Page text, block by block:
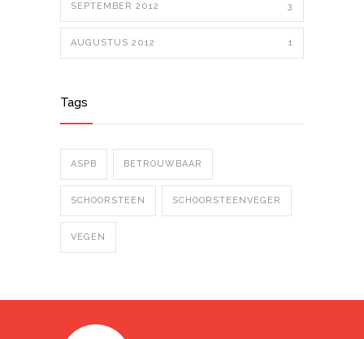
SEPTEMBER 2012 3
AUGUSTUS 2012 1
Tags
ASPB BETROUWBAAR
SCHOORSTEEN SCHOORSTEENVEGER
VEGEN